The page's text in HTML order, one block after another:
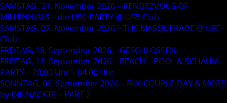
SAMSTAG, 21. November 2026 – RENDEZVOUS OF
MILLENNIALS – die U50-PARTY @ LIFE-Club
SAMSTAG, 07. November 2026 – THE MASQUERADE @ LIFE-
Club
FREITAG, 18. September 2026 – GESCHLOSSEN
FREITAG, 11. September 2026 – BEACH – POOL & SCHAUM-
PARTY – 20.00 Uhr – 04.00 Uhr
SONNTAG, 06. September 2026 – FKK-COUPLE-DAY & MORE
by DIE NACKTE – PART 2